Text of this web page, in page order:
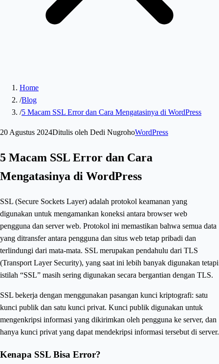
Home
/Blog
/5 Macam SSL Error dan Cara Mengatasinya di WordPress
20 Agustus 2024Ditulis oleh Dedi NugrohoWordPress
5 Macam SSL Error dan Cara
Mengatasinya di WordPress
SSL (Secure Sockets Layer) adalah protokol keamanan yang
digunakan untuk mengamankan koneksi antara browser web
pengguna dan server web. Protokol ini memastikan bahwa semua data
yang ditransfer antara pengguna dan situs web tetap pribadi dan
terlindungi dari mata-mata. SSL merupakan pendahulu dari TLS
(Transport Layer Security), yang saat ini lebih banyak digunakan tetapi
istilah “SSL” masih sering digunakan secara bergantian dengan TLS.
SSL bekerja dengan menggunakan pasangan kunci kriptografi: satu
kunci publik dan satu kunci privat. Kunci publik digunakan untuk
mengenkripsi informasi yang dikirimkan oleh pengguna ke server, dan
hanya kunci privat yang dapat mendekripsi informasi tersebut di server.
Kenapa SSL Bisa Error?